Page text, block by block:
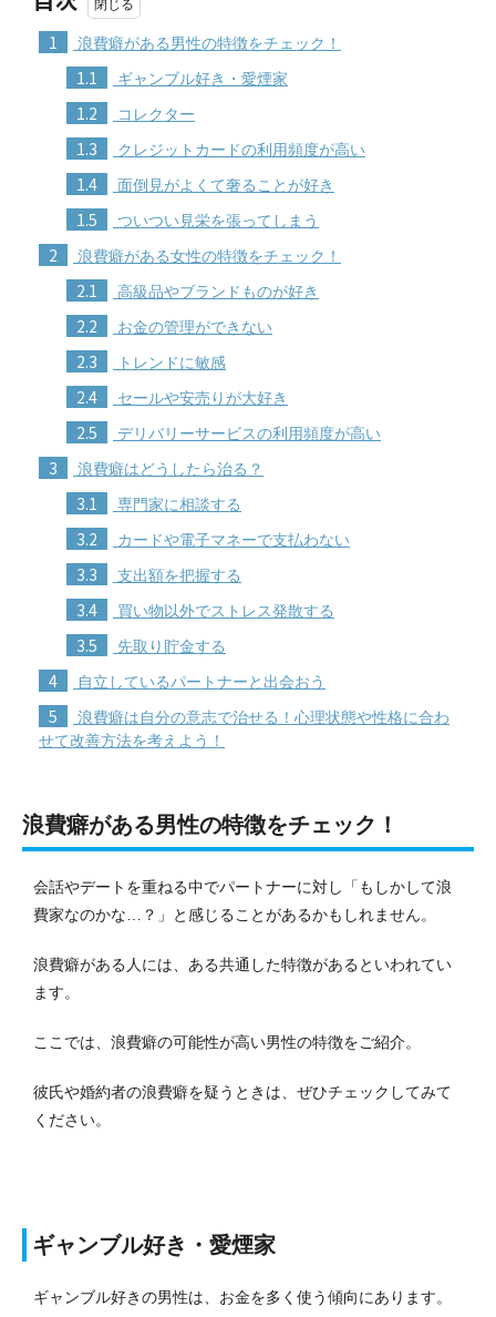
1 浪費癖がある男性の特徴をチェック！
1.1 ギャンブル好き・愛煙家
1.2 コレクター
1.3 クレジットカードの利用頻度が高い
1.4 面倒見がよくて奢ることが好き
1.5 ついつい見栄を張ってしまう
2 浪費癖がある女性の特徴をチェック！
2.1 高級品やブランドものが好き
2.2 お金の管理ができない
2.3 トレンドに敏感
2.4 セールや安売りが大好き
2.5 デリバリーサービスの利用頻度が高い
3 浪費癖はどうしたら治る？
3.1 専門家に相談する
3.2 カードや電子マネーで支払わない
3.3 支出額を把握する
3.4 買い物以外でストレス発散する
3.5 先取り貯金する
4 自立しているパートナーと出会おう
5
浪費癖は自分の意志で治せる！心理状態や性格に合わ
せて改善方法を考えよう！
浪費癖がある男性の特徴をチェック！
会話やデートを重ねる中でパートナーに対し「もしかして浪
費家なのかな…？」と感じることがあるかもしれません。
浪費癖がある人には、ある共通した特徴があるといわれてい
ます。
ここでは、浪費癖の可能性が高い男性の特徴をご紹介。
彼氏や婚約者の浪費癖を疑うときは、ぜひチェックしてみて
ください。
ギャンブル好き・愛煙家
ギャンブル好きの男性は、お金を多く使う傾向にあります。